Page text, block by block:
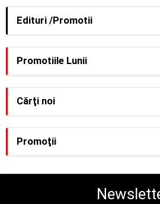
Edituri /Promotii
Promotiile Lunii
Cărţi noi
Promoţii